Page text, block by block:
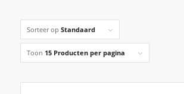
Sorteer op Standaard
Toon 15 Producten per pagina